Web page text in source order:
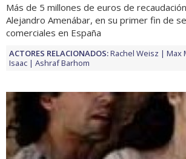
Más de 5 millones de euros de
Alejandro Amenábar, en su primer fin de
comerciales en España
ACTORES RELACIONADOS:Rachel Weisz Max
Isaac
Ashraf Barhom